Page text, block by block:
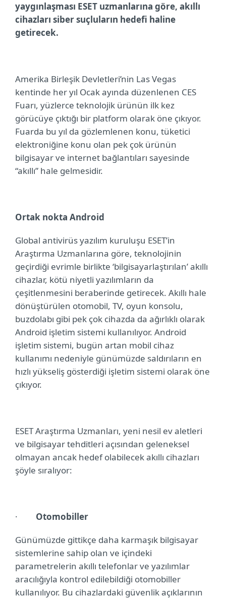
yaygınlaşması ESET uzmanlarına göre, akıllı
cihazları siber suçluların hedefi haline
getirecek.
Amerika Birleşik Devletleri’nin Las Vegas
kentinde her yıl Ocak ayında düzenlenen CES
Fuarı, yüzlerce teknolojik ürünün ilk kez
görücüye çıktığı bir platform olarak öne çıkıyor.
Fuarda bu yıl da gözlemlenen konu, tüketici
elektroniğine konu olan pek çok ürünün
bilgisayar ve internet bağlantıları sayesinde
“akıllı” hale gelmesidir.
Ortak nokta Android
Global antivirüs yazılım kuruluşu ESET’in
Araştırma Uzmanlarına göre, teknolojinin
geçirdiği evrimle birlikte ‘bilgisayarlaştırılan’ akıllı
cihazlar, kötü niyetli yazılımların da
çeşitlenmesini beraberinde getirecek. Akıllı hale
dönüştürülen otomobil, TV, oyun konsolu,
buzdolabı gibi pek çok cihazda da ağırlıklı olarak
Android işletim sistemi kullanılıyor. Android
işletim sistemi, bugün artan mobil cihaz
kullanımı nedeniyle günümüzde saldırıların en
hızlı yükseliş gösterdiği işletim sistemi olarak öne
çıkıyor.
ESET Araştırma Uzmanları, yeni nesil ev aletleri
ve bilgisayar tehditleri açısından geleneksel
olmayan ancak hedef olabilecek akıllı cihazları
şöyle sıralıyor:
·
Otomobiller
Günümüzde gittikçe daha karmaşık bilgisayar
sistemlerine sahip olan ve içindeki
parametrelerin akıllı telefonlar ve yazılımlar
aracılığıyla kontrol edilebildiği otomobiller
kullanılıyor. Bu cihazlardaki güvenlik açıklarının